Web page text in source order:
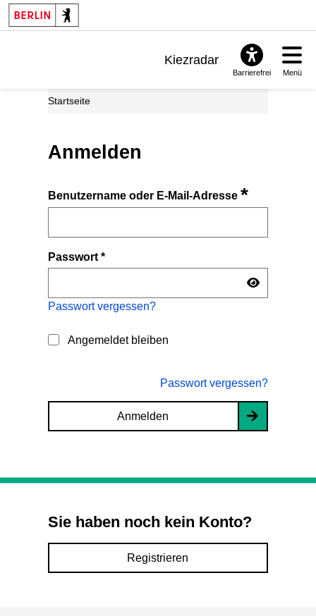
Kiezradar
Barrierefrei Menü
Startseite
Anmelden
Benutzername oder E-Mail-Adresse*
Passwort*
Passwort vergessen?
Angemeldet bleiben
Passwort vergessen?
Anmelden
Sie haben noch kein Konto?
Registrieren